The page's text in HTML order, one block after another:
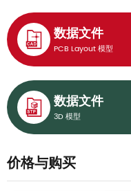
数据文件
PCB Layout 模型
数据文件
3D 模型
价格与购买